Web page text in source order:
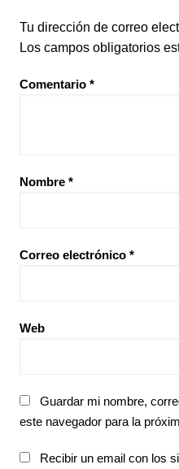
Tu dirección de correo
Los campos obligatorios
Comentario *
Nombre *
Correo electrónico *
Web
Guardar mi nombre,
este navegador para la
Recibir un email con los